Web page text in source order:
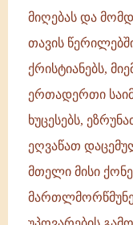
მიღებას და
თავის
ქრისტიანებს,
ერთადერთი
ხუცესებს,
ეღვაწათ
მთელი მისი